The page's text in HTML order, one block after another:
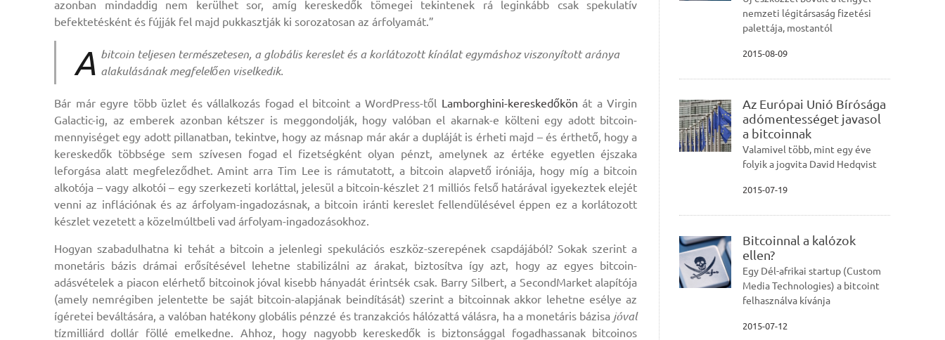
azonban mindaddig nem kerülhet sor, amíg kereskedők tömegei tekintenek rá leginkább csak spekulatív
befektetésként és fújják fel majd pukkasztják ki sorozatosan az árfolyamát.”
A bitcoin teljesen természetesen, a globális kereslet és a korlátozott kínálat egymáshoz viszonyított aránya
alakulásának megfelelően viselkedik.
Bár már egyre több üzlet és vállalkozás fogad el bitcoint a WordPress-től Lamborghini-kereskedőkön át a Virgin
Galactic-ig, az emberek azonban kétszer is meggondolják, hogy valóban el akarnak-e költeni egy adott bitcoin-
mennyiséget egy adott pillanatban, tekintve, hogy az másnap már akár a dupláját is érheti majd – és érthető, hogy a
kereskedők többsége sem szívesen fogad el fizetségként olyan pénzt, amelynek az értéke egyetlen éjszaka
leforgása alatt megfeleződhet. Amint arra Tim Lee is rámutatott, a bitcoin alapvető iróniája, hogy míg a bitcoin
alkotója – vagy alkotói – egy szerkezeti korláttal, jelesül a bitcoin-készlet 21 milliós felső határával igyekeztek elejét
venni az inflációnak és az árfolyam-ingadozásnak, a bitcoin iránti kereslet fellendülésével éppen ez a korlátozott
készlet vezetett a közelmúltbeli vad árfolyam-ingadozásokhoz.
Hogyan szabadulhatna ki tehát a bitcoin a jelenlegi spekulációs eszköz-szerepének csapdájából? Sokak szerint a
monetáris bázis drámai erősítésével lehetne stabilizálni az árakat, biztosítva így azt, hogy az egyes bitcoin-
adásvételek a piacon elérhető bitcoinok jóval kisebb hányadát érintsék csak. Barry Silbert, a SecondMarket alapítója
(amely nemrégiben jelentette be saját bitcoin-alapjának beindítását) szerint a bitcoinnak akkor lehetne esélye az
ígéretei beváltására, a valóban hatékony globális pénzzé és tranzakciós hálózattá válásra, ha a monetáris bázisa jóval
tízmilliárd dollár föllé emelkedne. Ahhoz, hogy nagyobb kereskedők is biztonsággal fogadhassanak bitcoinos
nemzeti légitársaság fizetési
palettája, mostantól
2015-08-09
Az Európai Unió Bírósága
adómentességet javasol
a bitcoinnak
Valamivel több, mint egy éve
folyik a jogvita David Hedqvist
2015-07-19
Bitcoinnal a kalózok
ellen?
Egy Dél-afrikai startup (Custom
Media Technologies) a bitcoint
felhasználva kívánja
2015-07-12